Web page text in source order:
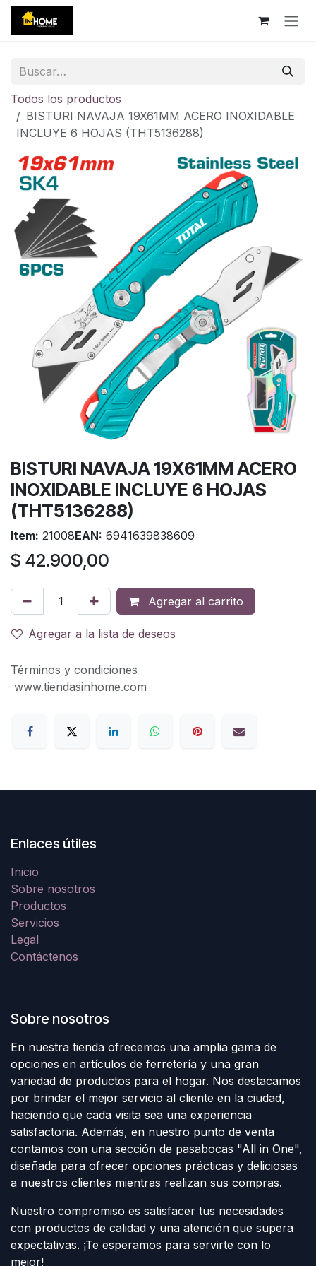
Ir al contenido
Todos los productos
BISTURI NAVAJA 19X61MM ACERO INOXIDABLE
INCLUYE 6 HOJAS (THT5136288)
BISTURI NAVAJA 19X61MM ACERO
INOXIDABLE INCLUYE 6 HOJAS
(THT5136288)
Item: 21008EAN: 6941639838609
$ 42.900,00
Agregar al carrito
Agregar a la lista de deseos
Términos y condiciones
www.tiendasinhome.com
Enlaces útiles
Inicio
Sobre nosotros
Productos
Servicios
Legal
Contáctenos
Sobre nosotros
En nuestra tienda ofrecemos una amplia gama de
opciones en artículos de ferretería y una gran
variedad de productos para el hogar. Nos destacamos
por brindar el mejor servicio al cliente en la ciudad,
haciendo que cada visita sea una experiencia
satisfactoria. Además, en nuestro punto de venta
contamos con una sección de pasabocas "All in One",
diseñada para ofrecer opciones prácticas y deliciosas
a nuestros clientes mientras realizan sus compras.
Nuestro compromiso es satisfacer tus necesidades
con productos de calidad y una atención que supera
expectativas. ¡Te esperamos para servirte con lo
mejor!